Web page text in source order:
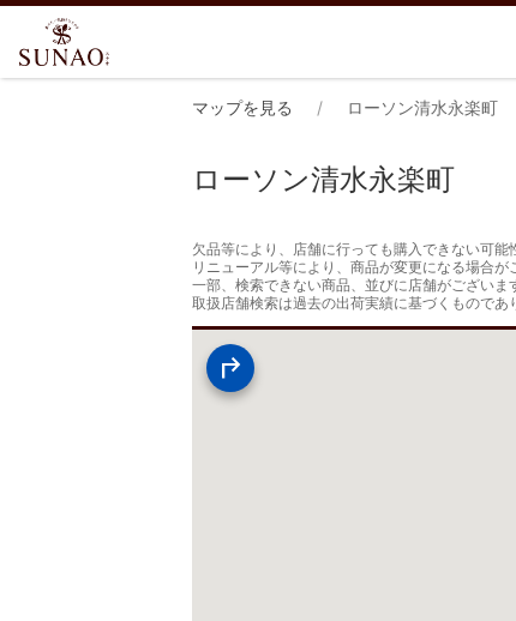
マップを見る ローソン清水永楽町
ローソン清水永楽町
欠品等により、店舗に行っても購入できない可能
リニューアル等により、商品が変更になる場合が
一部、検索できない商品、並びに店舗がございま
取扱店舗検索は過去の出荷実績に基づくもので